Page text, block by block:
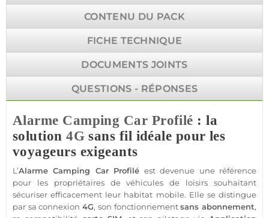
CONTENU DU PACK
FICHE TECHNIQUE
DOCUMENTS JOINTS
QUESTIONS - RÉPONSES
Alarme Camping Car Profilé : la
solution4Gsans fil idéale pour les
voyageurs exigeants
L’Alarme Camping Car Profilé est devenue une référence
pour les propriétaires de véhicules de loisirs souhaitant
sécuriser efficacement leur habitat mobile. Elle se distingue
par sa connexion4G, son fonctionnementsans abonnement,